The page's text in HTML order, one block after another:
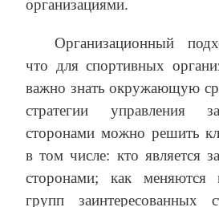
организациями.
Организационный
что для спортивных
важно знать окружающую
стратегии управления
сторонами можно решить
в том числе: кто является
сторонами; как меняются
групп